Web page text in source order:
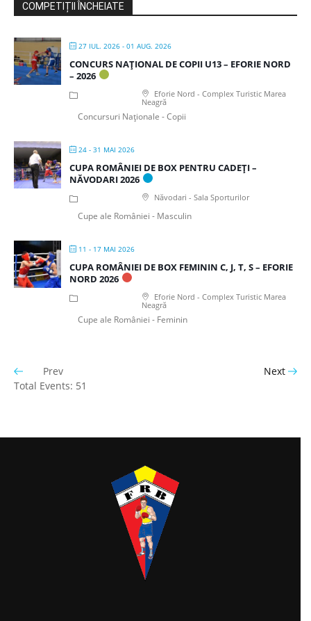
COMPETIȚII ÎNCHEIATE
27 IUL. 2026 - 01 AUG. 2026
CONCURS NAȚIONAL DE COPII U13 – EFORIE NORD
– 2026
Eforie Nord - Complex Turistic Marea
Neagră
Concursuri Naționale - Copii
24 - 31 MAI 2026
CUPA ROMÂNIEI DE BOX PENTRU CADEȚI –
NĂVODARI 2026
Năvodari - Sala Sporturilor
Cupe ale României - Masculin
11 - 17 MAI 2026
CUPA ROMÂNIEI DE BOX FEMININ C, J, T, S – EFORIE
NORD 2026
Eforie Nord - Complex Turistic Marea
Neagră
Cupe ale României - Feminin
Prev
Next
Total Events: 51